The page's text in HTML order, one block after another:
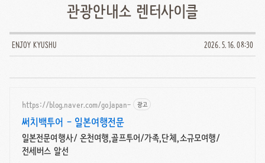
관광안내소 렌터사이클
ENJOY KYUSHU 2026. 5. 16. 08:30
https://blog.naver.com/gojapan- 광고
써치백투어 - 일본여행전문
일본전문여행사/ 온천여행,골프투어/가족,단체,소규모여행/
전세버스 알선